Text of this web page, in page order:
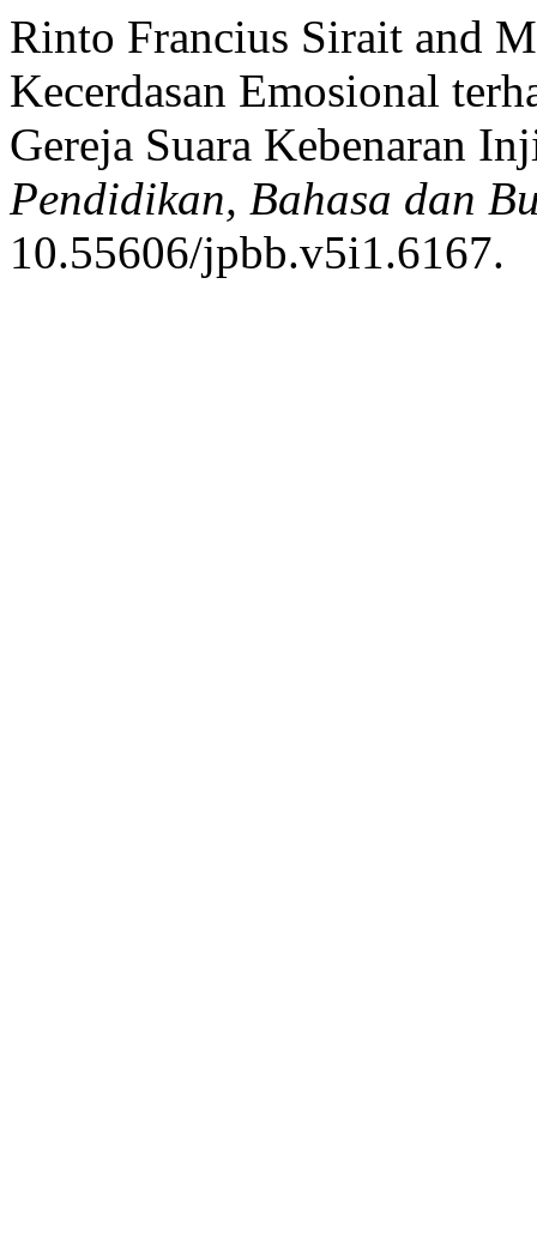
Rinto Francius Sirait and
Kecerdasan Emosional
Gereja Suara Kebenaran
Pendidikan, Bahasa dan
10.55606/jpbb.v5i1.6167.